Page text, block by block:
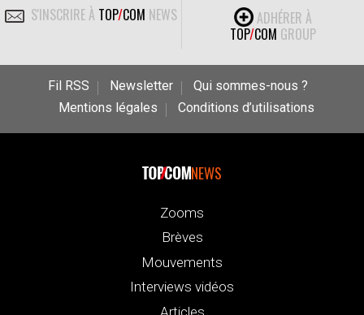
S'INSCRIRE À TOP/COM NEWS
ADHÉRER À
TOP/COM GROUP
Fil RSS Newsletter
Qui sommes-nous ?
Mentions légales
Conditions d’utilisations
NEWS
Zooms
Brèves
Mouvements
Interviews vidéos
Articles